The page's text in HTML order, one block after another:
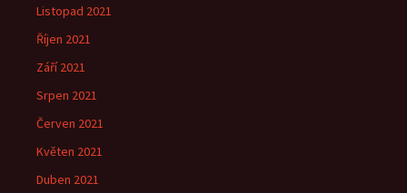
Listopad 2021
Říjen 2021
Září 2021
Srpen 2021
Červen 2021
Květen 2021
Duben 2021